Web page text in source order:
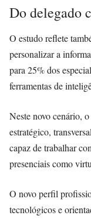
Do delegado
O estudo reflete
personalizar a
para 25% dos
ferramentas de
Neste novo cenário,
estratégico,
capaz de trabalhar
presenciais como
O novo perfil
tecnológicos e